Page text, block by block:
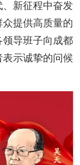
新征程中奋发
提供高质量的
领导班子向成都
示诚挚的问候